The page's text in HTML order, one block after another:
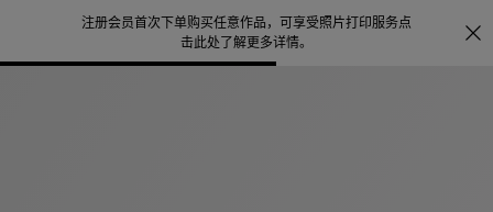
注册会员首次下单购买任意作品，可享受照片打印服务点
击此处了解更多详情。